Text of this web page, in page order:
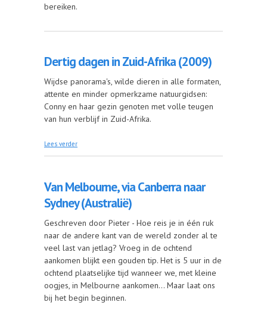
bereiken.
Dertig dagen in Zuid-Afrika (2009)
Wijdse panorama's, wilde dieren in alle formaten,
attente en minder opmerkzame natuurgidsen:
Conny en haar gezin genoten met volle teugen
van hun verblijf in Zuid-Afrika.
Lees verder
Van Melbourne, via Canberra naar
Sydney (Australië)
Geschreven door Pieter - Hoe reis je in één ruk
naar de andere kant van de wereld zonder al te
veel last van jetlag? Vroeg in de ochtend
aankomen blijkt een gouden tip. Het is 5 uur in de
ochtend plaatselijke tijd wanneer we, met kleine
oogjes, in Melbourne aankomen... Maar laat ons
bij het begin beginnen.